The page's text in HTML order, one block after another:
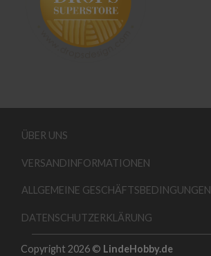
ÜBER UNS
VERSANDINFORMATIONEN
ALLGEMEINE GESCHÄFTSBEDINGUNGEN
DATENSCHUTZERKLÄRUNG
Copyright 2026 © LindeHobby.de